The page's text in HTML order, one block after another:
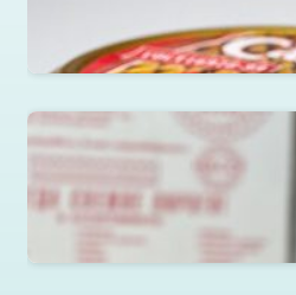
Сазан обжаренный в
Пироги,
Читать